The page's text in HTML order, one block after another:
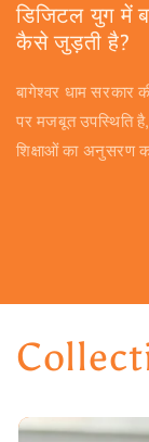
डिजिटल युग में
कैसे जुड़ती है?
बागेश्वर धाम सरकार
पर मजबूत उपस्थिति
शिक्षाओं का अनुसरण